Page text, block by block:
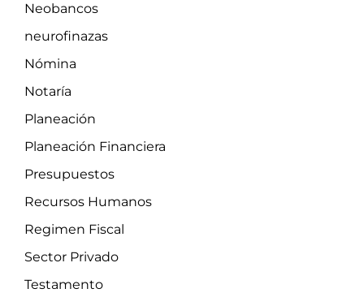
Neobancos
neurofinazas
Nómina
Notaría
Planeación
Planeación Financiera
Presupuestos
Recursos Humanos
Regimen Fiscal
Sector Privado
Testamento